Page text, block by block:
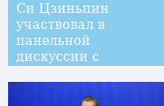
Си Цзиньпин
участвовал в
панельной
дискуссии с